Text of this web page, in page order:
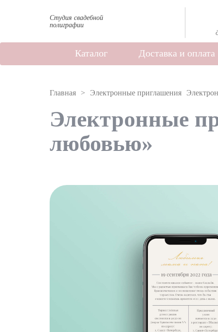
Студия свадебной
полиграфии
Каталог Доставка и оплата
Главная Электронные приглашения
Электронные
любовью»